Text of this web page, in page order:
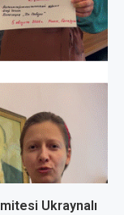
Ukraynalı